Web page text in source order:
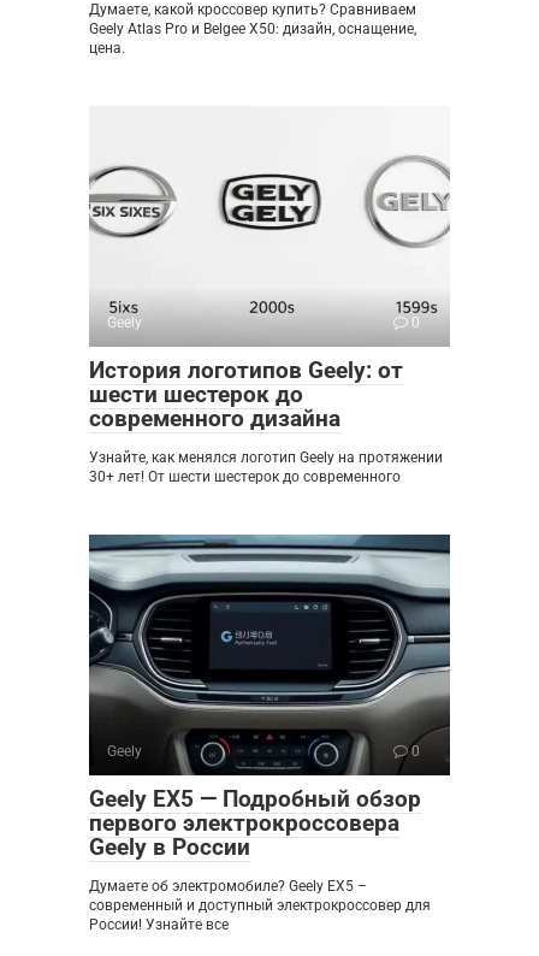
Думаете, какой кроссовер купить? Сравниваем
Geely Atlas Pro и Belgee X50: дизайн, оснащение,
цена.
Geely 0
История логотипов Geely: от
шести шестерок до
современного дизайна
Узнайте, как менялся логотип Geely на протяжении
30+ лет! От шести шестерок до современного
Geely 0
Geely EX5 — Подробный обзор
первого электрокроссовера
Geely в России
Думаете об электромобиле? Geely EX5 –
современный и доступный электрокроссовер для
России! Узнайте все